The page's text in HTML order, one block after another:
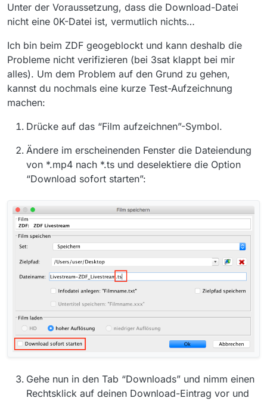
anzuschauen, geht das nicht. Was mache ich
falsch?
oottoottoo
Unter der Voraussetzung, dass die Download-Datei
nicht eine 0K-Datei ist, vermutlich nichts…
Ich bin beim ZDF geogeblockt und kann deshalb die
Probleme nicht verifizieren (bei 3sat klappt bei mir
alles). Um dem Problem auf den Grund zu gehen,
kannst du nochmals eine kurze Test-Aufzeichnung
machen:
Drücke auf das “Film aufzeichnen”-Symbol.
Ändere im erscheinenden Fenster die Dateiendung
von *.mp4 nach *.ts und deselektiere die Option
“Download sofort starten”:
Gehe nun in den Tab “Downloads” und nimm einen
Rechtsklick auf deinen Download-Eintrag vor und